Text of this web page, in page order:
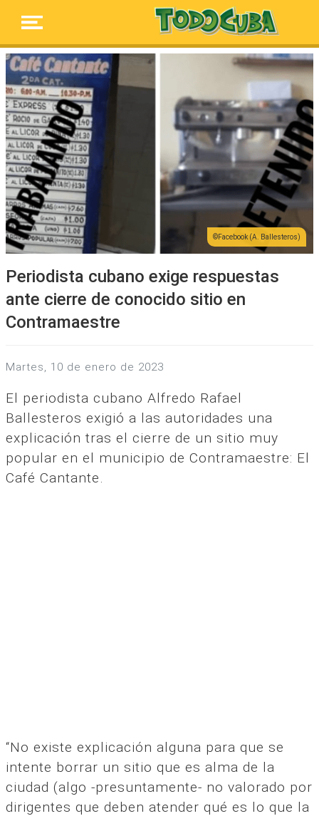
Facebook (A. Ballesteros)
Periodista cubano exige respuestas
ante cierre de conocido sitio en
Contramaestre
martes, 10 de enero de 2023
El periodista cubano Alfredo Rafael
Ballesteros exigió a las autoridades una
explicación tras el cierre de un sitio muy
popular en el municipio de Contramaestre: El
Café Cantante.
“No existe explicación alguna para que se
intente borrar un sitio que es alma de la
ciudad (algo -presuntamente- no valorado por
dirigentes que deben atender qué es lo que la